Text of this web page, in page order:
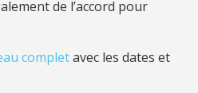
de l’accord pour
completavec les dates et